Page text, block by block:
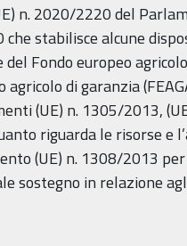
n. 2020/2220 del
che stabilisce alcune
Fondo europeo
agricolo di garanzia
(UE) n. 1305/2013,
riguarda le risorse e
(UE) n. 1308/2013
sostegno in relazione